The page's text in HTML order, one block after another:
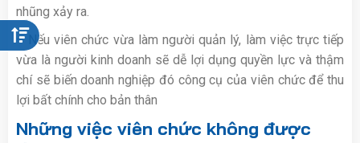
nhũng xảy ra.
– Nếu viên chức vừa làm người quản lý, làm việc trực tiếp
vừa là người kinh doanh sẽ dễ lợi dụng quyền lực và thậm
chí sẽ biến doanh nghiệp đó công cụ của viên chức để thu
lợi bất chính cho bản thân
Những việc viên chức không được